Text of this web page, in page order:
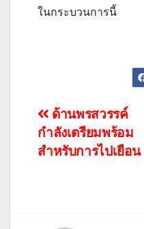
ในกระบวนการนี้
แนะแนว
เรื่อง
ด้านพรสวรรค์
กำลังเตรียมพร้อม
สำหรับการไปเยือน